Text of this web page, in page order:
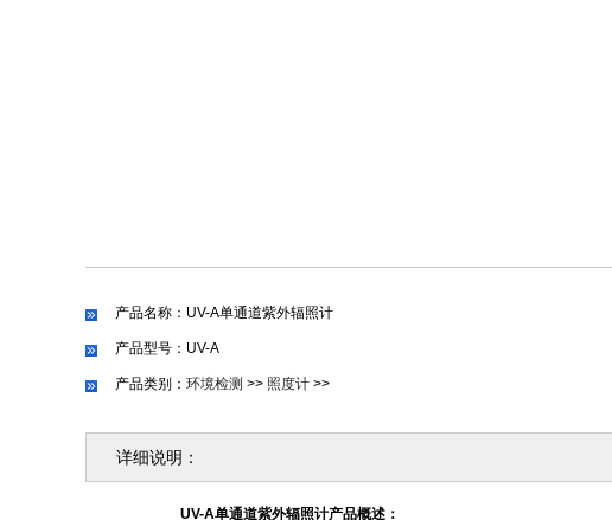
产品名称：UV-A单通道紫外辐照计
产品型号：UV-A
产品类别： 环境检测 >> 照度计 >>
详细说明：
UV-A单通道紫外辐照计产品概述 ：